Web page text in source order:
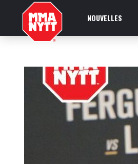
NOUVELLES